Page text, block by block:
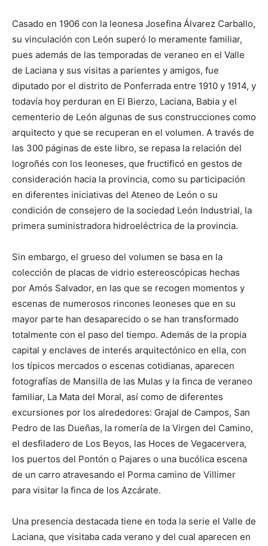
Casado en 1906 con la leonesa Josefina Álvarez Carballo,
su vinculación con León superó lo meramente familiar,
pues además de las temporadas de veraneo en el Valle
de Laciana y sus visitas a parientes y amigos, fue
diputado por el distrito de Ponferrada entre 1910 y 1914, y
todavía hoy perduran en El Bierzo, Laciana, Babia y el
cementerio de León algunas de sus construcciones como
arquitecto y que se recuperan en el volumen. A través de
las 300 páginas de este libro, se repasa la relación del
logroñés con los leoneses, que fructificó en gestos de
consideración hacia la provincia, como su participación
en diferentes iniciativas del Ateneo de León o su
condición de consejero de la sociedad León Industrial, la
primera suministradora hidroeléctrica de la provincia.
Sin embargo, el grueso del volumen se basa en la
colección de placas de vidrio estereoscópicas hechas
por Amós Salvador, en las que se recogen momentos y
escenas de numerosos rincones leoneses que en su
mayor parte han desaparecido o se han transformado
totalmente con el paso del tiempo. Además de la propia
capital y enclaves de interés arquitectónico en ella, con
los típicos mercados o escenas cotidianas, aparecen
fotografías de Mansilla de las Mulas y la finca de veraneo
familiar, La Mata del Moral, así como de diferentes
excursiones por los alrededores: Grajal de Campos, San
Pedro de las Dueñas, la romería de la Virgen del Camino,
el desfiladero de Los Beyos, las Hoces de Vegacervera,
los puertos del Pontón o Pajares o una bucólica escena
de un carro atravesando el Porma camino de Villimer
para visitar la finca de los Azcárate.
Una presencia destacada tiene en toda la serie el Valle de
Laciana, que visitaba cada verano y del cual aparecen en